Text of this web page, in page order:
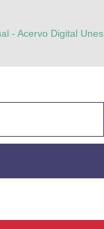
- Acervo Digital